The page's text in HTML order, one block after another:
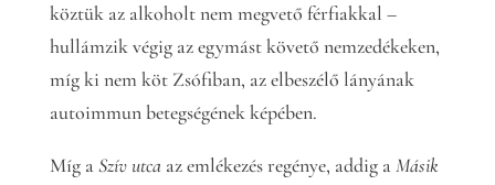
köztük az alkoholt nem megvető férfiakkal –
hullámzik végig az egymást követő nemzedékeken,
míg ki nem köt Zsófiban, az elbeszélő lányának
autoimmun betegségének képében.
Míg aSzív utca az emlékezés regénye, addig aMásik